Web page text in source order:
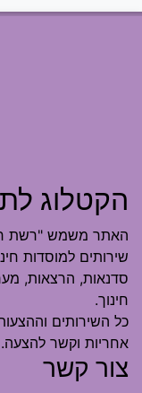
הקטלוג
האתר משמש "רשת
שירותים למוסדות
סדנאות, הרצאות,
חינוך.
כל השירותים
אחריות וקשר להצעה.
צור קשר